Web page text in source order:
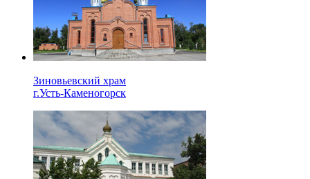
Зиновьевский храм
г.Усть-Каменогорск